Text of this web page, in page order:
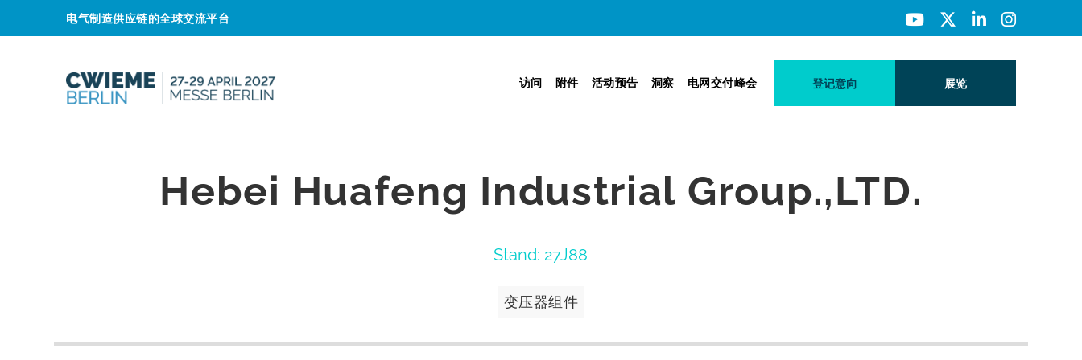
电气制造供应链的全球交流平台
访问 附件 活动预告 洞察 电网交付峰会 登记意向 展览
Hebei Huafeng Industrial Group.,LTD.
Stand: 27J88
变压器组件